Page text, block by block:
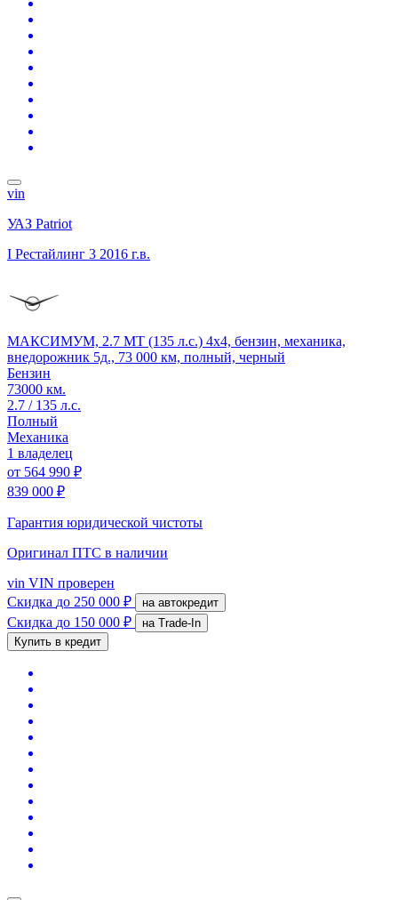
vin
УАЗ Patriot
I Рестайлинг 3 2016 г.в.
МАКСИМУМ, 2.7 MT (135 л.с.) 4x4, бензин, механика,
внедорожник 5д., 73 000 км, полный, черный
Бензин
73000 км.
2.7 / 135 л.с.
Полный
Механика
1 владелец
от 564 990 ₽
839 000 ₽
Гарантия юридической чистоты
Оригинал ПТС в наличии
vin VIN проверен
Скидка до 250 000 ₽ на автокредит
Скидка до 150 000 ₽
на Trade-In
Купить в кредит